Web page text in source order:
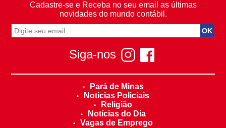
Cadastre-se e Receba no seu email as últimas
novidades do mundo contábil.
Siga-nos
Pará de Minas
Noticias Policiais
Religião
Notícias do Dia
Vagas de Emprego